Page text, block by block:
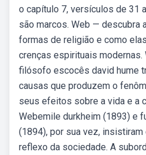
o capítulo 7, versículos de 31
são marcos. Web — descubra
formas de religião e como
crenças espirituais modernas.
filósofo escocês david hume
causas que produzem o
seus efeitos sobre a vida e a
Webemile durkheim (1893) e
(1894), por sua vez, insistiram
reflexo da sociedade. A